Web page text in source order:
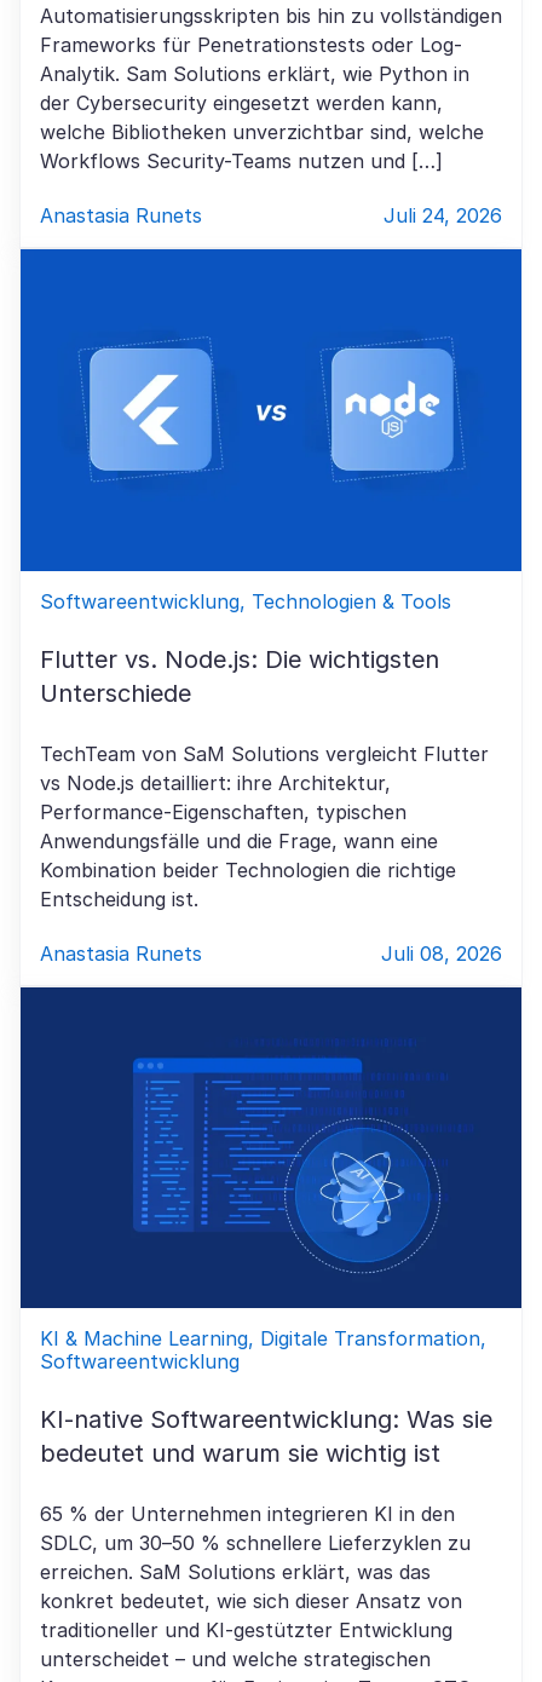
Automatisierungsskripten bis hin zu vollständigen
Frameworks für Penetrationstests oder Log-
Analytik. Sam Solutions erklärt, wie Python in
der Cybersecurity eingesetzt werden kann,
welche Bibliotheken unverzichtbar sind, welche
Workflows Security-Teams nutzen und […]
Anastasia Runets Juli 24, 2026
Softwareentwicklung, Technologien & Tools
Flutter vs. Node.js: Die wichtigsten
Unterschiede
TechTeam von SaM Solutions vergleicht Flutter
vs Node.js detailliert: ihre Architektur,
Performance-Eigenschaften, typischen
Anwendungsfälle und die Frage, wann eine
Kombination beider Technologien die richtige
Entscheidung ist.
Anastasia Runets Juli 08, 2026
KI & Machine Learning, Digitale Transformation,
Softwareentwicklung
KI-native Softwareentwicklung: Was sie
bedeutet und warum sie wichtig ist
65 % der Unternehmen integrieren KI in den
SDLC, um 30–50 % schnellere Lieferzyklen zu
erreichen. SaM Solutions erklärt, was das
konkret bedeutet, wie sich dieser Ansatz von
traditioneller und KI-gestützter Entwicklung
unterscheidet – und welche strategischen